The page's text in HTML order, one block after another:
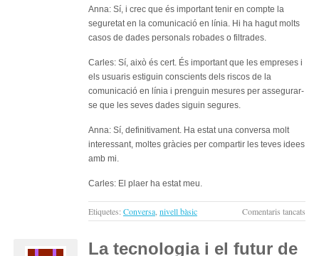
Anna: Sí, i crec que és important tenir en compte la
seguretat en la comunicació en línia. Hi ha hagut molts
casos de dades personals robades o filtrades.
Carles: Sí, això és cert. És important que les empreses i
els usuaris estiguin conscients dels riscos de la
comunicació en línia i prenguin mesures per assegurar-
se que les seves dades siguin segures.
Anna: Sí, definitivament. Ha estat una conversa molt
interessant, moltes gràcies per compartir les teves idees
amb mi.
Carles: El plaer ha estat meu.
Etiquetes: Conversa nivell bàsic Comentaris tancats
La
La tecnologia i el futur de